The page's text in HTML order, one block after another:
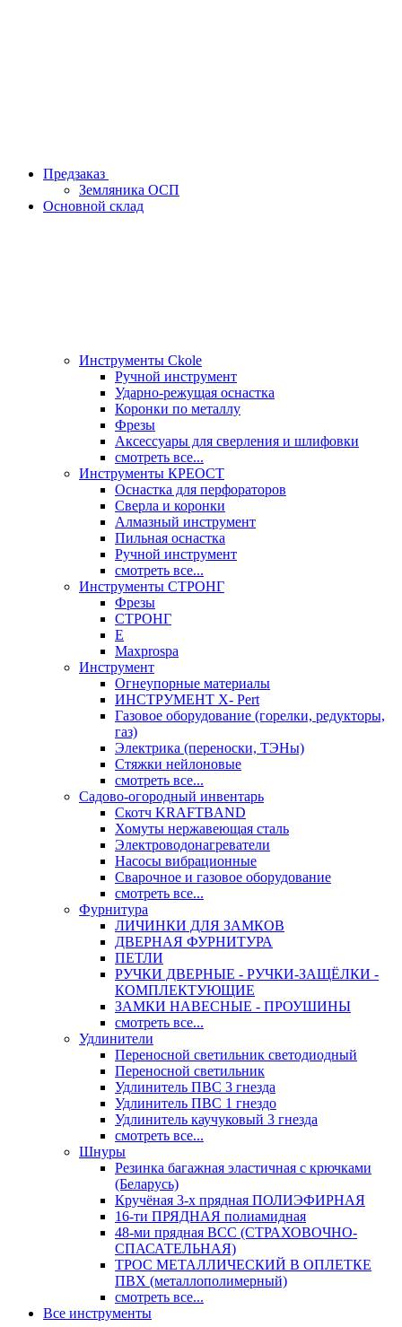
Предзаказ
Земляника ОСП
Основной склад
Инструменты Ckole
Ручной инструмент
Ударно‑режущая оснастка
Коронки по металлу
Фрезы
Аксессуары для сверления и шлифовки
смотреть все...
Инструменты КРЕОСТ
Оснастка для перфораторов
Сверла и коронки
Алмазный инструмент
Пильная оснастка
Ручной инструмент
смотреть все...
Инструменты СТРОНГ
Фрезы
СТРОНГ
Е
Maxprospa
Инструмент
Огнеупорные материалы
ИНСТРУМЕНТ X- Pert
Газовое оборудование (горелки, редукторы,
газ)
Электрика (переноски, ТЭНы)
Стяжки нейлоновые
смотреть все...
Садово-огородный инвентарь
Скотч KRAFTBAND
Хомуты нержавеющая сталь
Электроводонагреватели
Насосы вибрационные
Сварочное и газовое оборудование
смотреть все...
Фурнитура
ЛИЧИНКИ ДЛЯ ЗАМКОВ
ДВЕРНАЯ ФУРНИТУРА
ПЕТЛИ
РУЧКИ ДВЕРНЫЕ - РУЧКИ-ЗАЩЁЛКИ -
КОМПЛЕКТУЮЩИЕ
ЗАМКИ НАВЕСНЫЕ - ПРОУШИНЫ
смотреть все...
Удлинители
Переносной светильник светодиодный
Переносной светильник
Удлинитель ПВС 3 гнезда
Удлинитель ПВС 1 гнездо
Удлинитель каучуковый 3 гнезда
смотреть все...
Шнуры
Резинка багажная эластичная с крючками
(Беларусь)
Кручёная 3-х прядная ПОЛИЭФИРНАЯ
16-ти ПРЯДНАЯ полиамидная
48-ми прядная ВСС (СТРАХОВОЧНО-
СПАСАТЕЛЬНАЯ)
ТРОС МЕТАЛЛИЧЕСКИЙ В ОПЛЕТКЕ
ПВХ (металлополимерный)
смотреть все...
Все инструменты